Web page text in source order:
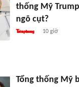
thống Mỹ
ngõ cụt?
10 giờ
Tổng thống Mỹ